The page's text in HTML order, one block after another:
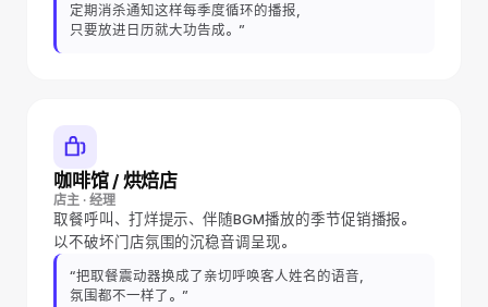
定期消杀通知这样每季度循环的播报，
只要放进日历就大功告成。”
咖啡馆 / 烘焙店
店主 · 经理
取餐呼叫、打烊提示、伴随BGM播放的季节促销播报。
以不破坏门店氛围的沉稳音调呈现。
“把取餐震动器换成了亲切呼唤客人姓名的语音，
氛围都不一样了。”